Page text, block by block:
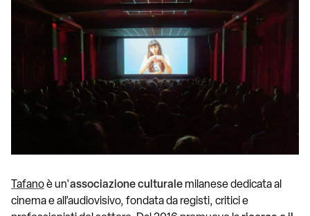
Tafanoè un'associazione culturale milanese dedicata al
cinema e all’audiovisivo, fondata da registi, critici e